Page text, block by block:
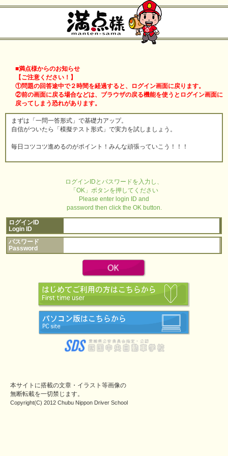
■満点様からのお知らせ
【ご注意ください！】
①問題の回答途中で２時間を経過すると、ログイン画面に戻ります。
②前の画面に戻る場合などは、ブラウザの戻る機能を使うとログイン画面に
戻ってしまう恐れがあります。
まずは「一問一答形式」で基礎力アップ。
自信がついたら「模擬テスト形式」で実力を試しましょう。
毎日コツコツ進めるのがポイント！みんな頑張っていこう！！！
ログインIDとパスワードを入力し、
「OK」ボタンを押してください
Please enter login ID and
password then click the OK button.
ログインID
Login ID
パスワード
Password
本サイトに搭載の文章・イラスト等画像の
無断転載を一切禁じます。
Copyright(C) 2012 Chubu Nippon Driver School